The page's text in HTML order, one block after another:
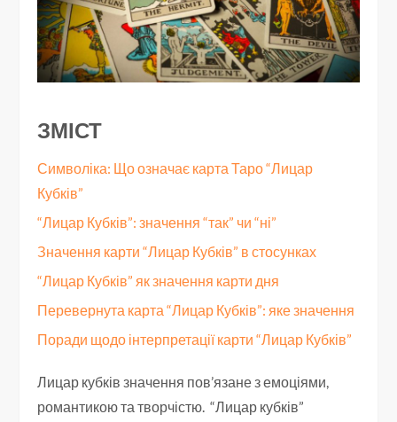
ЗМІСТ
Символіка: Що означає карта Таро “Лицар
Кубків”
“Лицар Кубків”: значення “так” чи “ні”
Значення карти “Лицар Кубків” в стосунках
“Лицар Кубків” як значення карти дня
Перевернута карта “Лицар Кубків”: яке значення
Поради щодо інтерпретації карти “Лицар Кубків”
Лицар кубків значення пов’язане з емоціями,
романтикою та творчістю. “Лицар кубків”